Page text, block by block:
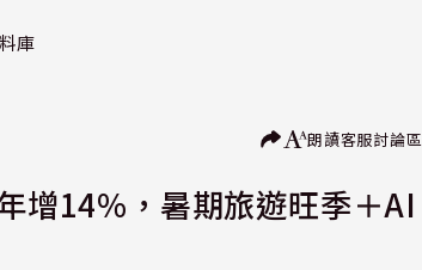
庫
朗讀客服討論區
增14%，暑期旅遊旺季＋AI